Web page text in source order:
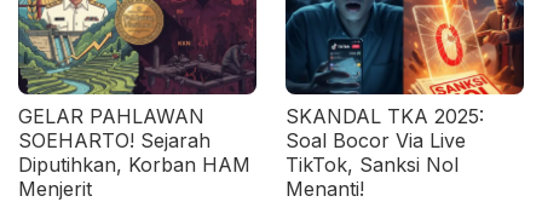
GELAR PAHLAWAN
SOEHARTO! Sejarah
Diputihkan, Korban HAM
Menjerit
SKANDAL TKA 2025:
Soal Bocor Via Live
TikTok, Sanksi Nol
Menanti!